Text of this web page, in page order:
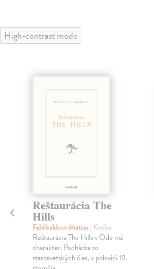
High-contrast mode
Reštaurácia The
Hills
Faldbakken Matias| Kniha
Reštaurácia The Hills v Osle má
charakter. Pochádza zo
starosvetských čias, v polovici 19.